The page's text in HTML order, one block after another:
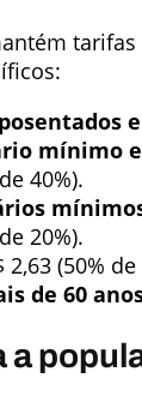
tarifas
mínimo
40%).
20%).
2,63 (50%
de 60
a